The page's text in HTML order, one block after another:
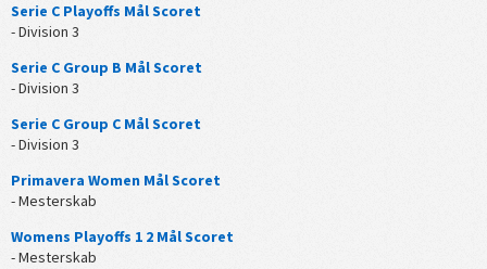
Serie C Playoffs Mål Scoret
- Division 3
Serie C Group B Mål Scoret
- Division 3
Serie C Group C Mål Scoret
- Division 3
Primavera Women Mål Scoret
- Mesterskab
Womens Playoffs 1 2 Mål Scoret
- Mesterskab